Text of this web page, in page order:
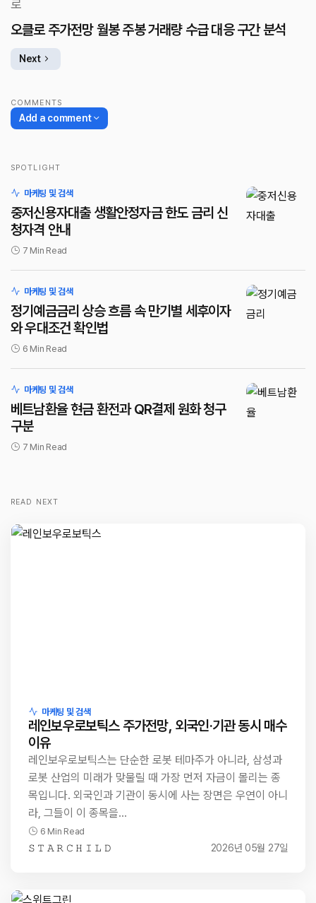
오클로 주가전망 월봉 주봉 거래량 수급 대응 구간 분석
Next
COMMENTS
Add a comment
SPOTLIGHT
마케팅 및 검색
중저신용자대출 생활안정자금 한도 금리 신
청자격 안내
7 Min Read
마케팅 및 검색
정기예금금리 상승 흐름 속 만기별 세후이자
와 우대조건 확인법
6 Min Read
마케팅 및 검색
베트남환율 현금 환전과 QR결제 원화 청구
구분
7 Min Read
READ NEXT
마케팅 및 검색
레인보우로보틱스 주가전망, 외국인·기관 동시 매수
이유
레인보우로보틱스는 단순한 로봇 테마주가 아니라, 삼성과
로봇 산업의 미래가 맞물릴 때 가장 먼저 자금이 몰리는 종
목입니다. 외국인과 기관이 동시에 사는 장면은 우연이 아니
라, 그들이 이 종목을…
6 Min Read
𝚂 𝚃 𝙰 𝚁 𝙲 𝙷 𝙸 𝙻 𝙳 2026년 05월 27일